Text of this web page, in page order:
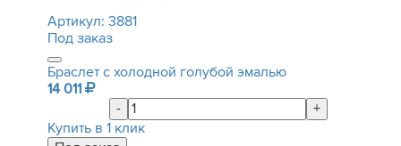
Артикул: 3881
Под заказ
Браслет с холодной голубой эмалью
14 011
-
+
Купить в 1 клик